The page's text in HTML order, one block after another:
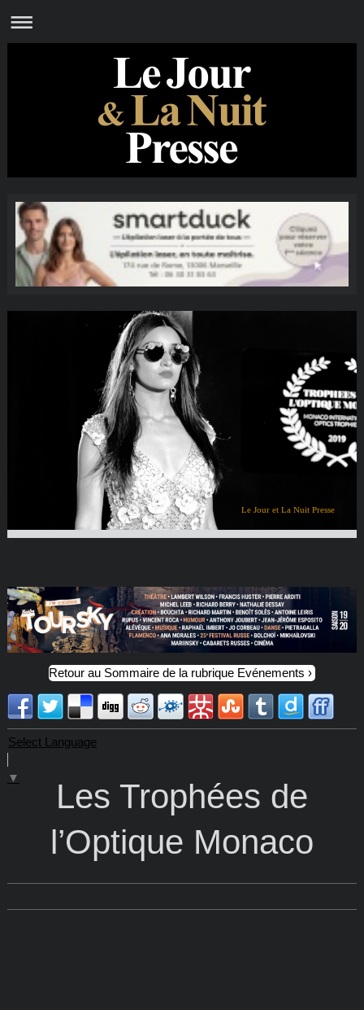
Le Jour et La Nuit Presse
Retour au Sommaire de la rubrique Evénements
Select Language
▼
Les Trophées de
l’Optique Monaco